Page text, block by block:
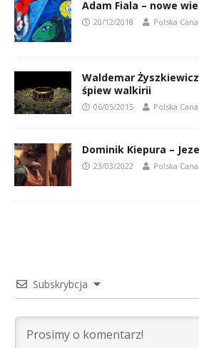
Adam Fiala – nowe
20/12/2018 Polska
Waldemar
śpiew walkirii
06/05/2015 Polska
Dominik Kiepura –
23/03/2022 Polska
Subskrybcja